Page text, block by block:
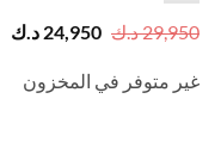
29,950د.ك السعر
الأصلي
هو:
29,950 د.ك.
24,950 د.ك
غير متوفر في المخزون